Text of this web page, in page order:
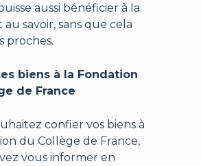
aussi bénéficier à la
au savoir, sans que cela
proches.
biens à la Fondation
de France
confier vos biens à
du Collège de France,
vous informer en